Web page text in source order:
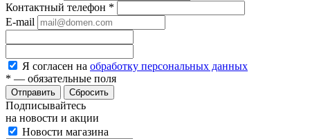
Контактный телефон *
E-mail
Я согласен на обработку персональных данных
* — обязательные поля
Сбросить
Подписывайтесь
на новости и акции
Новости магазина